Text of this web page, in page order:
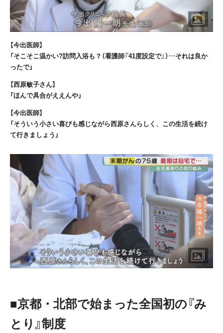
【今出医師】
「そこそこ温かい?訪問入浴も？（看護師『41度設定で』）…それは良か
ったで」
【西原敏子さん】
「ほんで具合がええんや」
【今出医師】
「そういう小さい喜びも感じながら西原さんらしく、この生活を続け
て行きましょう」
■京都・北部で始まった全国初の『み
とり』制度